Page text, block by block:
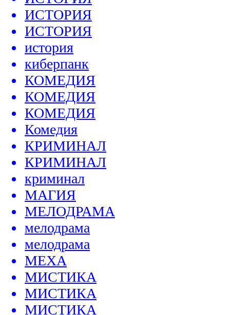
ИСТОРИЯ
ИСТОРИЯ
история
киберпанк
КОМЕДИЯ
КОМЕДИЯ
КОМЕДИЯ
Комедия
КРИМИНАЛ
КРИМИНАЛ
криминал
МАГИЯ
МЕЛОДРАМА
мелодрама
мелодрама
МЕХА
МИСТИКА
МИСТИКА
МИСТИКА